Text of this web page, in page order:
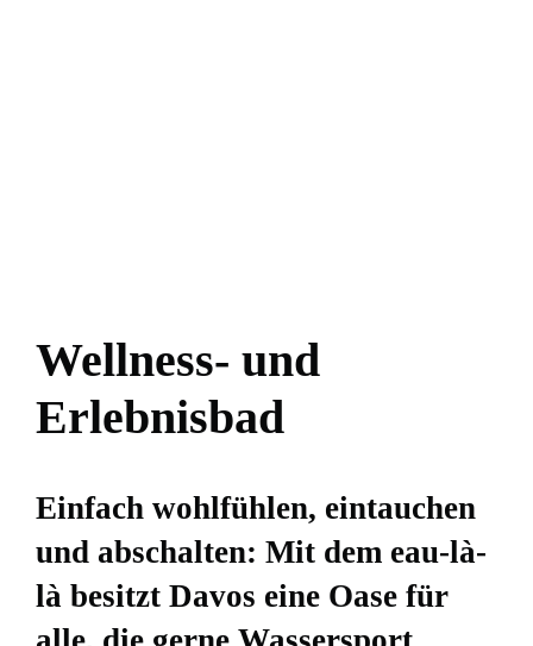
Wellness- und
Erlebnisbad
Einfach wohlfühlen, eintauchen
und abschalten: Mit dem eau-là-
là besitzt Davos eine Oase für